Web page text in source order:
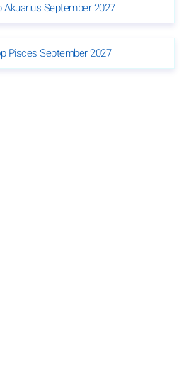
Akuarius September 2027
Pisces September 2027